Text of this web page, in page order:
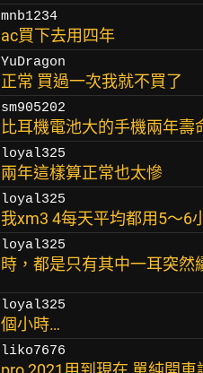
mnb1234
ac買下去用四年
YuDragon
正常 買過一次我就不買了
sm905202
比耳機電池大的手機兩年壽
loyal325
兩年這樣算正常也太慘
loyal325
我xm3 4每天平均都用5～6
loyal325
時，都是只有其中一耳突然
loyal325
個小時…
liko7676